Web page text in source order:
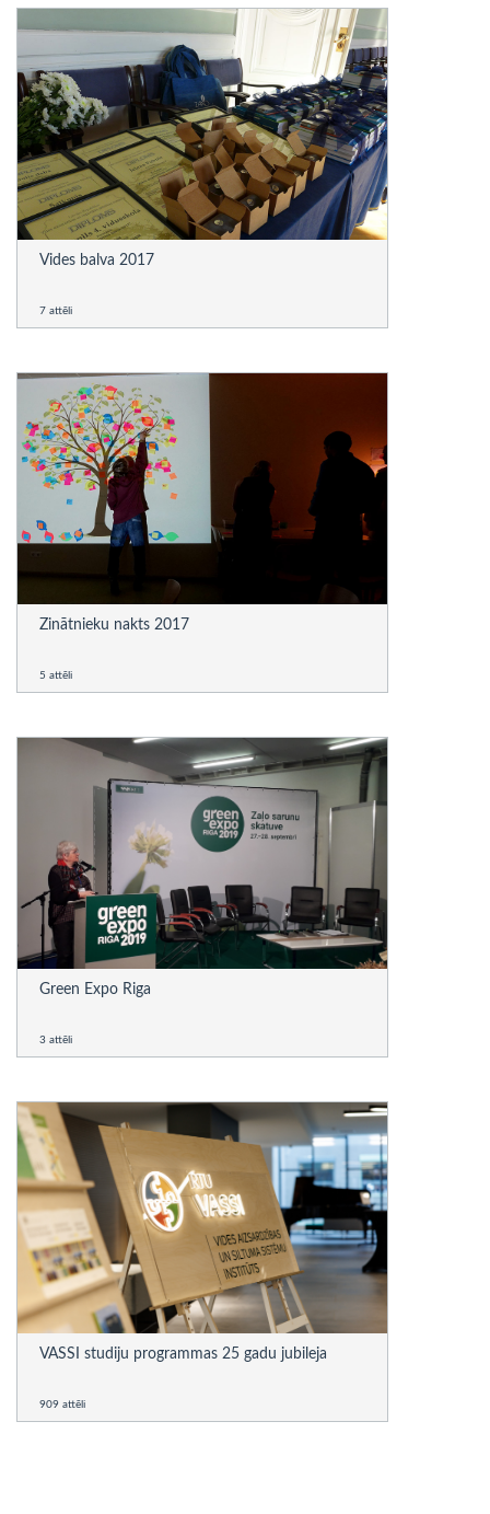
Vides balva 2017
7 attēli
Zinātnieku nakts 2017
5 attēli
Green Expo Riga
3 attēli
VASSI studiju programmas 25 gadu jubileja
909 attēli